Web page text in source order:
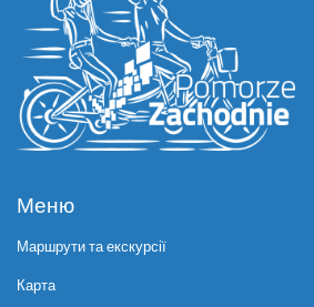
Меню
Маршрути та екскурсії
Карта